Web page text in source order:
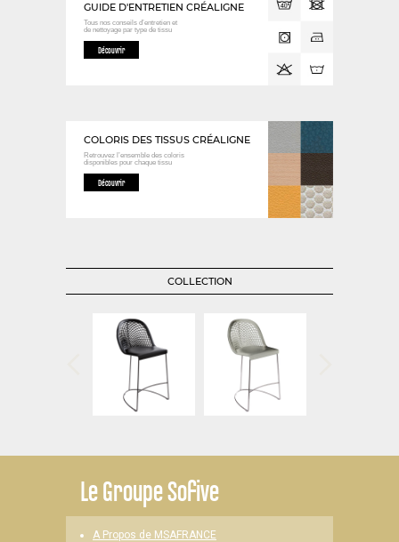
GUIDE D'ENTRETIEN CRÉALIGNE
Tous nos conseils d’entretien et
de nettoyage par type de tissu
Découvrir
COLORIS DES TISSUS CRÉALIGNE
Retrouvez l’ensemble des coloris
disponibles pour chaque tissu
Découvrir
COLLECTION
LeGroupe Sofive
A Propos de MSAFRANCE